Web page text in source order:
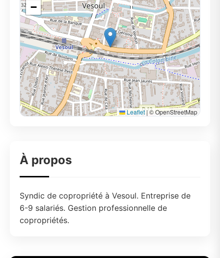
−
Leaflet |© OpenStreetMap
À propos
Syndic de copropriété à Vesoul. Entreprise de
6-9 salariés. Gestion professionnelle de
copropriétés.